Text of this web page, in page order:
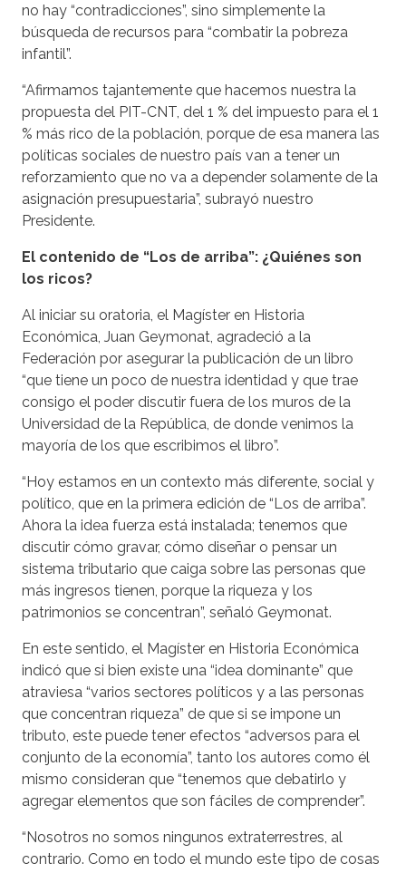
no hay “contradicciones”, sino simplemente la
búsqueda de recursos para “combatir la pobreza
infantil”.
“Afirmamos tajantemente que hacemos nuestra la
propuesta del PIT-CNT, del 1 % del impuesto para el 1
% más rico de la población, porque de esa manera las
políticas sociales de nuestro país van a tener un
reforzamiento que no va a depender solamente de la
asignación presupuestaria”, subrayó nuestro
Presidente.
El contenido de “Los de arriba”: ¿Quiénes son
los ricos?
Al iniciar su oratoria, el Magíster en Historia
Económica, Juan Geymonat, agradeció a la
Federación por asegurar la publicación de un libro
“que tiene un poco de nuestra identidad y que trae
consigo el poder discutir fuera de los muros de la
Universidad de la República, de donde venimos la
mayoría de los que escribimos el libro”.
“Hoy estamos en un contexto más diferente, social y
político, que en la primera edición de “Los de arriba”.
Ahora la idea fuerza está instalada; tenemos que
discutir cómo gravar, cómo diseñar o pensar un
sistema tributario que caiga sobre las personas que
más ingresos tienen, porque la riqueza y los
patrimonios se concentran”, señaló Geymonat.
En este sentido, el Magíster en Historia Económica
indicó que si bien existe una “idea dominante” que
atraviesa “varios sectores políticos y a las personas
que concentran riqueza” de que si se impone un
tributo, este puede tener efectos “adversos para el
conjunto de la economía”, tanto los autores como él
mismo consideran que “tenemos que debatirlo y
agregar elementos que son fáciles de comprender”.
“Nosotros no somos ningunos extraterrestres, al
contrario. Como en todo el mundo este tipo de cosas